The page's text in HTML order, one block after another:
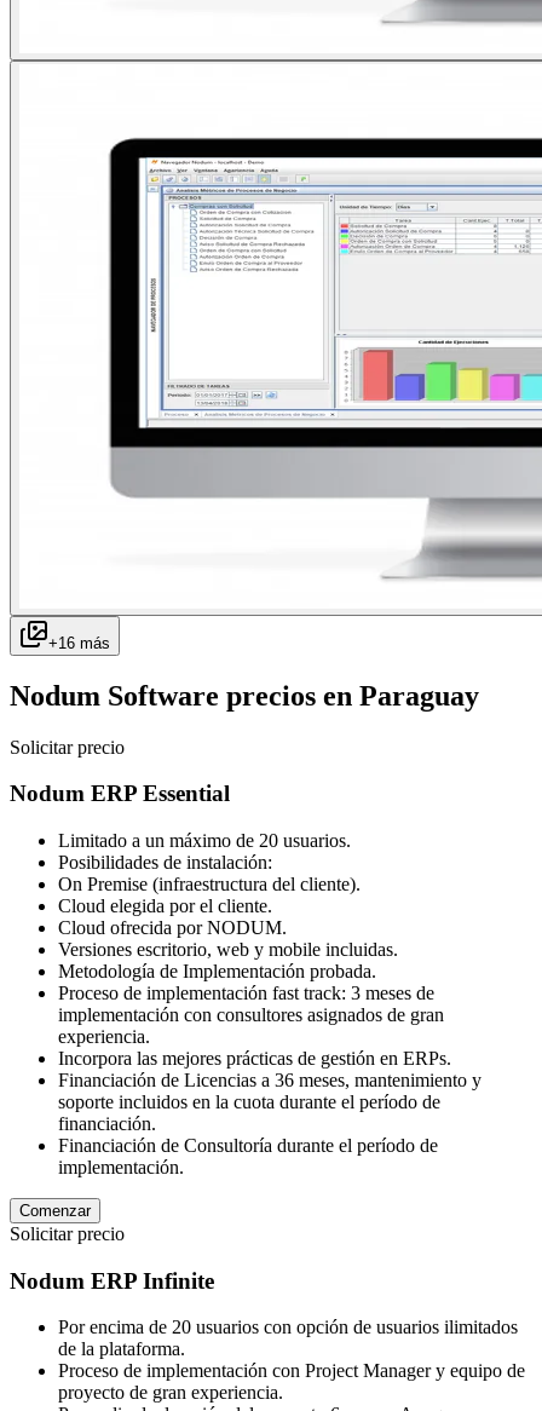
+16 más
Nodum Software precios en Paraguay
Solicitar precio
Nodum ERP Essential
Limitado a un máximo de 20 usuarios.
Posibilidades de instalación:
On Premise (infraestructura del cliente).
Cloud elegida por el cliente.
Cloud ofrecida por NODUM.
Versiones escritorio, web y mobile incluidas.
Metodología de Implementación probada.
Proceso de implementación fast track: 3 meses de
implementación con consultores asignados de gran
experiencia.
Incorpora las mejores prácticas de gestión en ERPs.
Financiación de Licencias a 36 meses, mantenimiento y
soporte incluidos en la cuota durante el período de
financiación.
Financiación de Consultoría durante el período de
implementación.
Comenzar
Solicitar precio
Nodum ERP Infinite
Por encima de 20 usuarios con opción de usuarios ilimitados
de la plataforma.
Proceso de implementación con Project Manager y equipo de
proyecto de gran experiencia.